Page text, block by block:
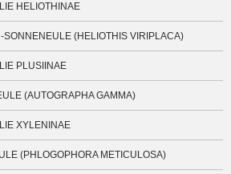
HELIOTHINAE
SONNENEULE (HELIOTHIS VIRIPLACA)
PLUSIINAE
(AUTOGRAPHA GAMMA)
XYLENINAE
(PHLOGOPHORA METICULOSA)